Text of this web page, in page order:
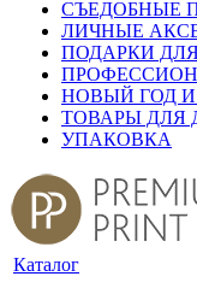
СЪЕДОБНЫЕ
ЛИЧНЫЕ
ПОДАРКИ
НОВЫЙ ГОД
ТОВАРЫ ДЛЯ
УПАКОВКА
Каталог